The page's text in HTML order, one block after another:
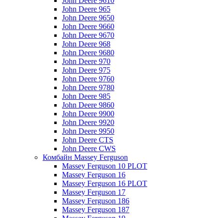
John Deere 965
John Deere 9650
John Deere 9660
John Deere 9670
John Deere 968
John Deere 9680
John Deere 970
John Deere 975
John Deere 9760
John Deere 9780
John Deere 985
John Deere 9860
John Deere 9900
John Deere 9920
John Deere 9950
John Deere CTS
John Deere CWS
Комбайн Massey Ferguson
Massey Ferguson 10 PLOT
Massey Ferguson 16
Massey Ferguson 16 PLOT
Massey Ferguson 17
Massey Ferguson 186
Massey Ferguson 187